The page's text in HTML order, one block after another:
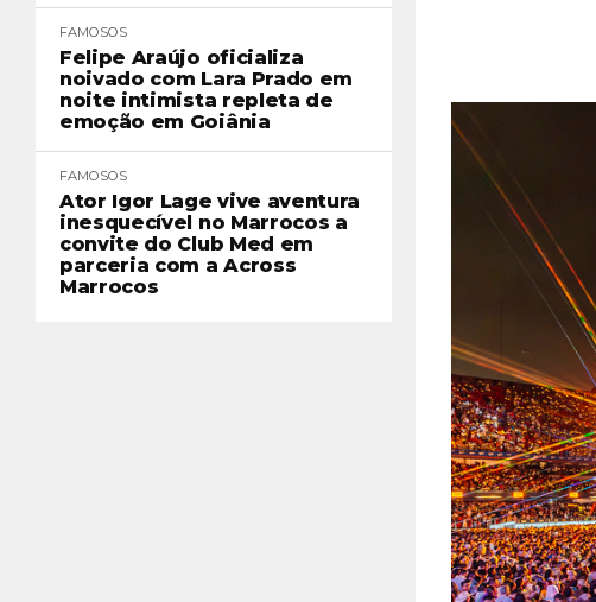
FAMOSOS
Felipe Araújo oficializa
noivado com Lara Prado em
noite intimista repleta de
emoção em Goiânia
FAMOSOS
Ator Igor Lage vive aventura
inesquecível no Marrocos a
convite do Club Med em
parceria com a Across
Marrocos